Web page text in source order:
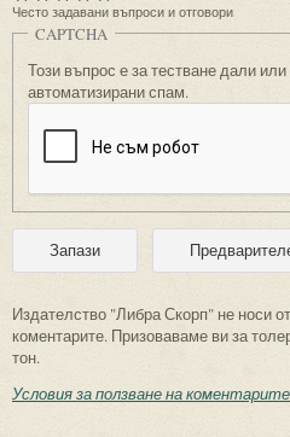
Често задавани въпроси и отговори
CAPTCHA
Този въпрос е за тестване дали
автоматизирани спам.
Издателство "Либра Скорп" не носи
коментарите. Призоваваме ви за
тон.
Условия за ползване на коментарите